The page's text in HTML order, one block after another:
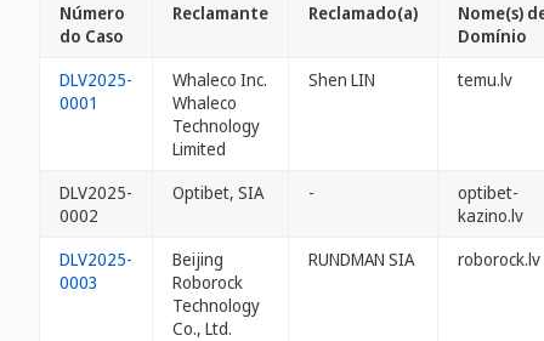
Número
do Caso
Reclamante Reclamado(a)
Nome(s)
Domínio
DLV2025-
0001
Whaleco Inc.
Whaleco
Technology
Limited
Shen LIN temu.lv
DLV2025-
0002
Optibet, SIA -
optibet-
kazino.lv
DLV2025-
0003
Beijing
Roborock
Technology
Co., Ltd.
RUNDMAN SIA roborock.lv